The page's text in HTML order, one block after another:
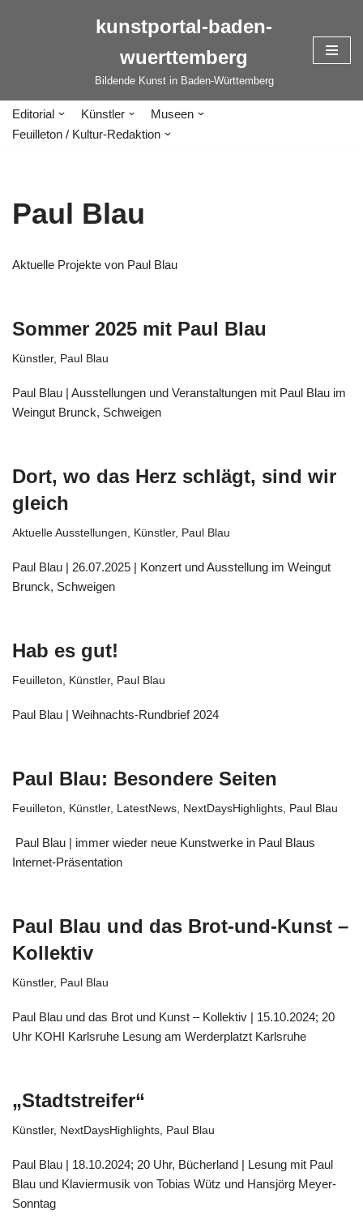
kunstportal-baden-
wuerttemberg
Bildende Kunst in Baden-Württemberg
Editorial Künstler
Museen
Feuilleton / Kultur-Redaktion
Paul Blau
Aktuelle Projekte von Paul Blau
Sommer 2025 mit Paul Blau
Künstler, Paul Blau
Paul Blau | Ausstellungen und Veranstaltungen mit Paul Blau im
Weingut Brunck, Schweigen
Dort, wo das Herz schlägt, sind wir
gleich
Aktuelle Ausstellungen, Künstler, Paul Blau
Paul Blau | 26.07.2025 | Konzert und Ausstellung im Weingut
Brunck, Schweigen
Hab es gut!
Feuilleton, Künstler, Paul Blau
Paul Blau | Weihnachts-Rundbrief 2024
Paul Blau: Besondere Seiten
Feuilleton, Künstler, LatestNews, NextDaysHighlights, Paul Blau
Paul Blau | immer wieder neue Kunstwerke in Paul Blaus
Internet-Präsentation
Paul Blau und das Brot-und-Kunst –
Kollektiv
Künstler, Paul Blau
Paul Blau und das Brot und Kunst – Kollektiv | 15.10.2024; 20
Uhr KOHI Karlsruhe Lesung am Werderplatzt Karlsruhe
„Stadtstreifer“
Künstler, NextDaysHighlights, Paul Blau
Paul Blau | 18.10.2024; 20 Uhr, Bücherland | Lesung mit Paul
Blau und Klaviermusik von Tobias Wütz und Hansjörg Meyer-
Sonntag